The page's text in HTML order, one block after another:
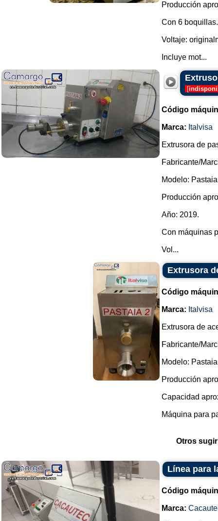
Producción
Con 6 boquillas.
Voltaje:
Incluye mot...
[
Código
Marca: Italvisa
Extrusora de
Fabricante/
Modelo:
Producción
Año: 2019.
Con máquinas
Vol...
Extrusora
Código
Marca: Italvisa
Extrusora de
Fabricante/
Modelo:
Producción
Capacidad
Máquina para
Otros
Línea para
Código
Marca: